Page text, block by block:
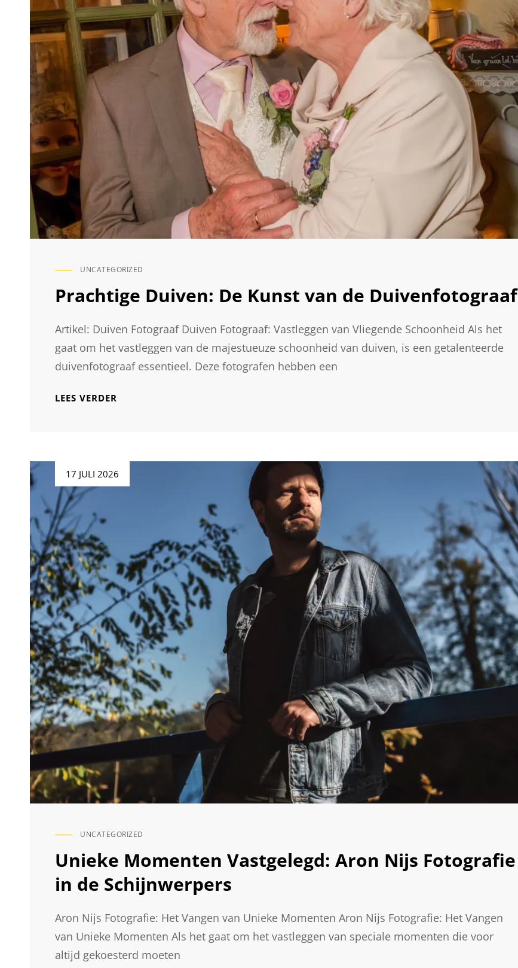
CAT
UNCATEGORIZED
Prachtige Duiven: De Kunst van de Duivenfotograaf
Artikel: Duiven Fotograaf Duiven Fotograaf: Vastleggen van Vliegende Schoonheid Als het
gaat om het vastleggen van de majestueuze schoonheid van duiven, is een getalenteerde
duivenfotograaf essentieel. Deze fotografen hebben een
LEES VERDER
DUIVENFOTOGRAAF
Geplaatst
op
17 JULI 2026
CAT
UNCATEGORIZED
Unieke Momenten Vastgelegd: Aron Nijs Fotografie
in de Schijnwerpers
Aron Nijs Fotografie: Het Vangen van Unieke Momenten Aron Nijs Fotografie: Het Vangen
van Unieke Momenten Als het gaat om het vastleggen van speciale momenten die voor
altijd gekoesterd moeten